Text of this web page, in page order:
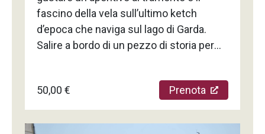
fascino della vela sull’ultimo ketch
d’epoca che naviga sul lago di Garda.
Salire a bordo di un pezzo di storia per
ammirando il tramonto da una
prospettiva incomparabile. Il privilegio di
attraversare i luoghi più suggestivi del
lago degustando un bicchiere di
50,00 € Prenota